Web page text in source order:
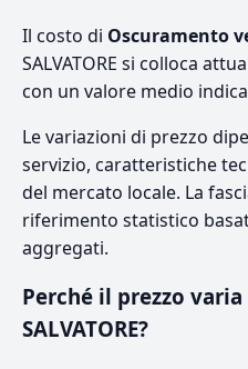
Il costo di Oscuramento
SALVATORE si colloca
con un valore medio
Le variazioni di prezzo
servizio, caratteristiche
del mercato locale. La
riferimento statistico
aggregati.
Perché il prezzo varia
SALVATORE?